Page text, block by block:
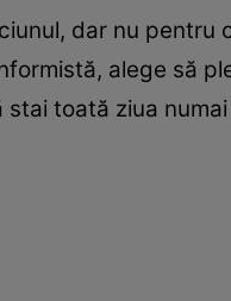
dar nu
alege să
toată ziua